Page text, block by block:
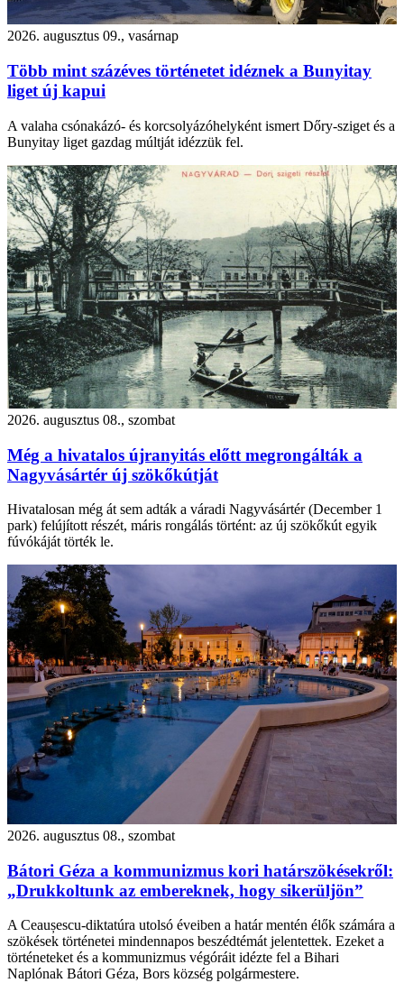
2026. augusztus 09., vasárnap
Több mint százéves történetet idéznek a Bunyitay
liget új kapui
A valaha csónakázó- és korcsolyázóhelyként ismert Dőry-sziget és a
Bunyitay liget gazdag múltját idézzük fel.
2026. augusztus 08., szombat
Még a hivatalos újranyitás előtt megrongálták a
Nagyvásártér új szökőkútját
Hivatalosan még át sem adták a váradi Nagyvásártér (December 1
park) felújított részét, máris rongálás történt: az új szökőkút egyik
fúvókáját törték le.
2026. augusztus 08., szombat
Bátori Géza a kommunizmus kori határszökésekről:
„Drukkoltunk az embereknek, hogy sikerüljön”
A Ceaușescu-diktatúra utolsó éveiben a határ mentén élők számára a
szökések történetei mindennapos beszédtémát jelentettek. Ezeket a
történeteket és a kommunizmus végóráit idézte fel a Bihari
Naplónak Bátori Géza, Bors község polgármestere.